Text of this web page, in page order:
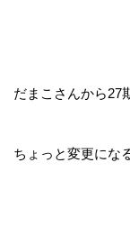
だまこさんから27
ちょっと変更にな